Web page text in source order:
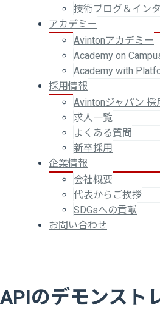
技術ブログ＆イン
アカデミー
Avintonアカデミー
Academy on
Academy with
採用情報
Avintonジャパン 採
求人一覧
よくある質問
新卒採用
企業情報
会社概要
代表からご挨拶
SDGsへの貢献
お問い合わせ
APIのデモンスト